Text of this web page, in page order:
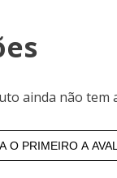
ainda não tem
O PRIMEIRO A